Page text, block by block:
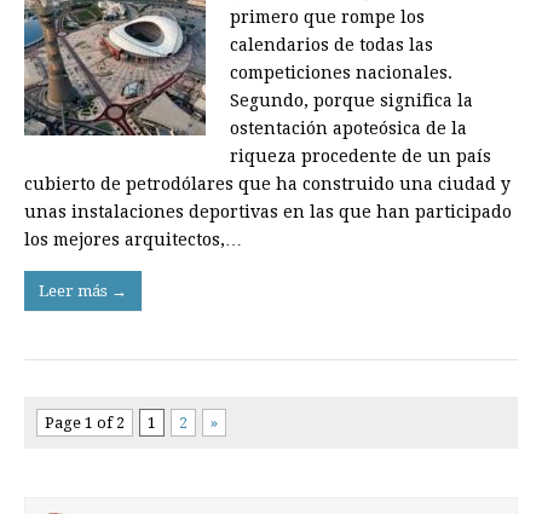
primero que rompe los
calendarios de todas las
competiciones nacionales.
Segundo, porque significa la
ostentación apoteósica de la
riqueza procedente de un país
cubierto de petrodólares que ha construido una ciudad y
unas instalaciones deportivas en las que han participado
los mejores arquitectos,…
Leer más →
Page 1 of 2 1 2 »